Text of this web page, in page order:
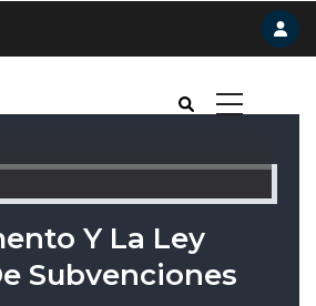
Y La Ley
Subvenciones